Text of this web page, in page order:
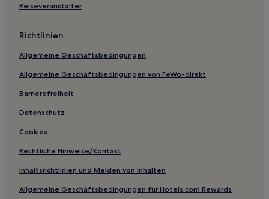
Kerrytown: Hotels
Hotels nahe Henry Ford Hospital
Monroe Hotels
Howell Hotels
Hamburg Hotels
Ida Hotels
Adrian Hotels
Wolverine Lake: Hotels
Reiseveranstalter
Richtlinien
Allgemeine Geschäftsbedingungen
Allgemeine Geschäftsbedingungen von FeWo-direkt
Barrierefreiheit
Datenschutz
Cookies
Rechtliche Hinweise/Kontakt
Inhaltsrichtlinien und Melden von Inhalten
Allgemeine Geschäftsbedingungen für Hotels.com Rewards